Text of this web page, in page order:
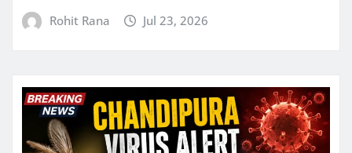
Rohit Rana Jul 23, 2026